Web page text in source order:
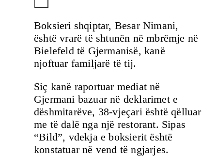
Boksieri shqiptar, Besar Nimani,
është vrarë të shtunën në mbrëmje në
Bielefeld të Gjermanisë, kanë
njoftuar familjarë të tij.
Siç kanë raportuar mediat në
Gjermani bazuar në deklarimet e
dëshmitarëve, 38-vjeçari është qëlluar
me të dalë nga një restorant. Sipas
“Bild”, vdekja e boksierit është
konstatuar në vend të ngjarjes.